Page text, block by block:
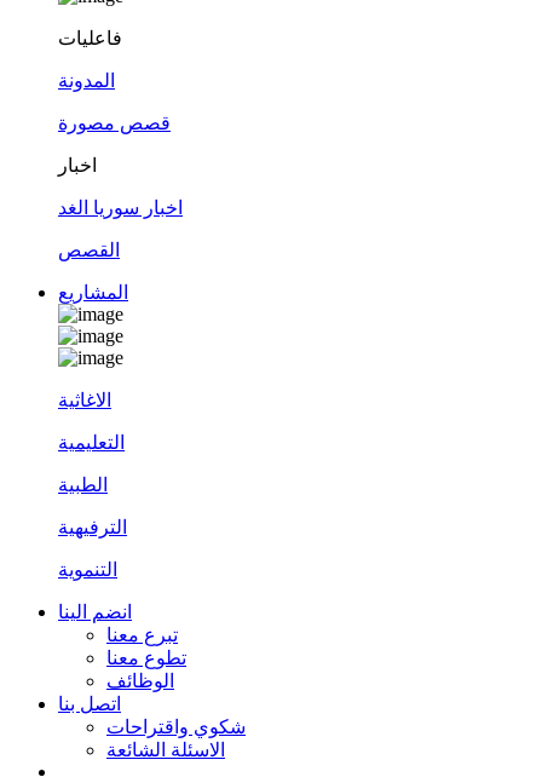
فاعليات
المدونة
قصص مصورة
اخبار
اخبار سوريا الغد
القصص
المشاريع
الاغاثية
التعليمية
الطبية
الترفيهية
التنموية
انضم الينا
تبرع معنا
تطوع معنا
الوظائف
اتصل بنا
شكوي واقتراحات
الاسئلة الشائعة